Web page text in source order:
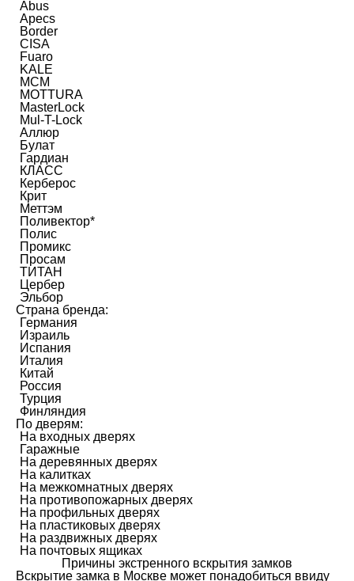
Abus
Apecs
Border
CISA
Fuaro
KALE
MCM
MOTTURA
MasterLock
Mul-T-Lock
Аллюр
Булат
Гардиан
КЛАСС
Керберос
Крит
Меттэм
Поливектор*
Полис
Промикс
Просам
ТИТАН
Цербер
Эльбор
Страна бренда:
Германия
Израиль
Испания
Италия
Китай
Россия
Турция
Финляндия
По дверям:
На входных дверях
Гаражные
На деревянных дверях
На калитках
На межкомнатных дверях
На противопожарных дверях
На профильных дверях
На пластиковых дверях
На раздвижных дверях
На почтовых ящиках
Причины экстренного вскрытия замков
Вскрытие замка в Москве может понадобиться ввиду